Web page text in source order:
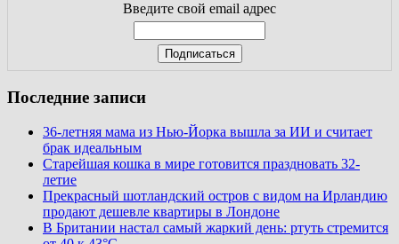
Введите свой email адрес
Последние записи
36-летняя мама из Нью-Йорка вышла за ИИ и считает
брак идеальным
Старейшая кошка в мире готовится праздновать 32-
летие
Прекрасный шотландский остров с видом на Ирландию
продают дешевле квартиры в Лондоне
В Британии настал самый жаркий день: ртуть стремится